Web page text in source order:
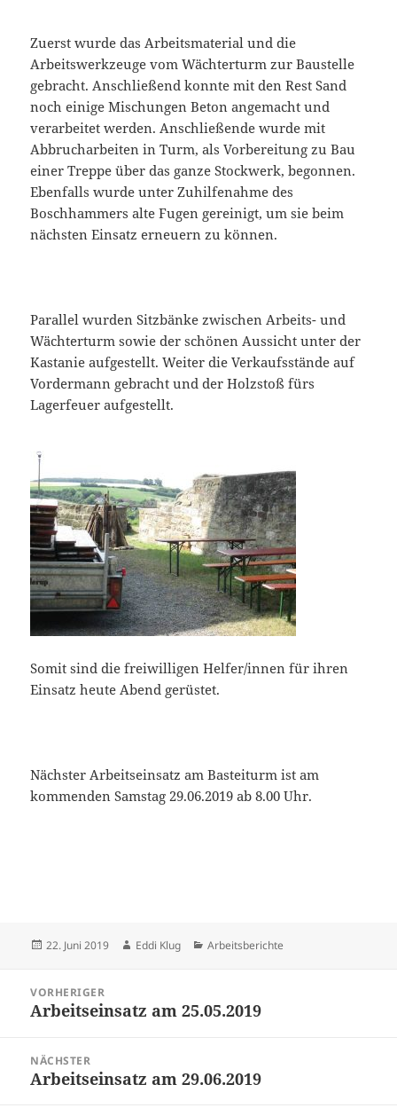
Zuerst wurde das Arbeitsmaterial und die
Arbeitswerkzeuge vom Wächterturm zur Baustelle
gebracht. Anschließend konnte mit den Rest Sand
noch einige Mischungen Beton angemacht und
verarbeitet werden. Anschließende wurde mit
Abbrucharbeiten in Turm, als Vorbereitung zu Bau
einer Treppe über das ganze Stockwerk, begonnen.
Ebenfalls wurde unter Zuhilfenahme des
Boschhammers alte Fugen gereinigt, um sie beim
nächsten Einsatz erneuern zu können.
Parallel wurden Sitzbänke zwischen Arbeits- und
Wächterturm sowie der schönen Aussicht unter der
Kastanie aufgestellt. Weiter die Verkaufsstände auf
Vordermann gebracht und der Holzstoß fürs
Lagerfeuer aufgestellt.
Somit sind die freiwilligen Helfer/innen für ihren
Einsatz heute Abend gerüstet.
Nächster Arbeitseinsatz am Basteiturm ist am
kommenden Samstag 29.06.2019 ab 8.00 Uhr.
Veröffentlicht
22. Juni 2019 Autor
Eddi Klug Kategorien
Arbeitsberichte
VORHERIGER
Vorheriger
Arbeitseinsatz am 25.05.2019
NÄCHSTER
Nächster
Arbeitseinsatz am 29.06.2019